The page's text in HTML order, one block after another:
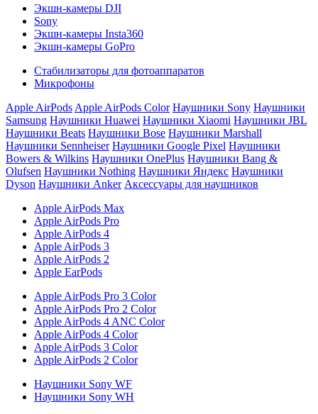
Экшн-камеры DJI
Sony
Экшн-камеры Insta360
Экшн-камеры GoPro
Стабилизаторы для фотоаппаратов
Микрофоны
Apple AirPods Apple AirPods Color Наушники Sony Наушники
Samsung Наушники Huawei Наушники Xiaomi Наушники JBL
Наушники Beats Наушники Bose Наушники Marshall
Наушники Sennheiser Наушники Google Pixel Наушники
Bowers & Wilkins Наушники OnePlus Наушники Bang &
Olufsen Наушники Nothing Наушники Яндекс Наушники
Dyson Наушники Anker Аксессуары для наушников
Apple AirPods Max
Apple AirPods Pro
Apple AirPods 4
Apple AirPods 3
Apple AirPods 2
Apple EarPods
Apple AirPods Pro 3 Color
Apple AirPods Pro 2 Color
Apple AirPods 4 ANC Color
Apple AirPods 4 Color
Apple AirPods 3 Color
Apple AirPods 2 Color
Наушники Sony WF
Наушники Sony WH